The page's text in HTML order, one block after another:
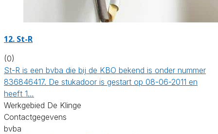
12. St-R
(0)
St-R is een bvba die bij de KBO bekend is onder nummer
836846417. De stukadoor is gestart op 08-06-2011 en
heeft 1…
Werkgebied De Klinge
Contactgegevens
bvba